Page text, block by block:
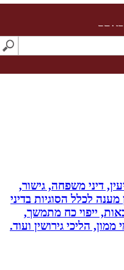
דיני משפחה, גישור,
הסוגיות בדיני
כח מתמשך,
הליכי גירושין ועוד.